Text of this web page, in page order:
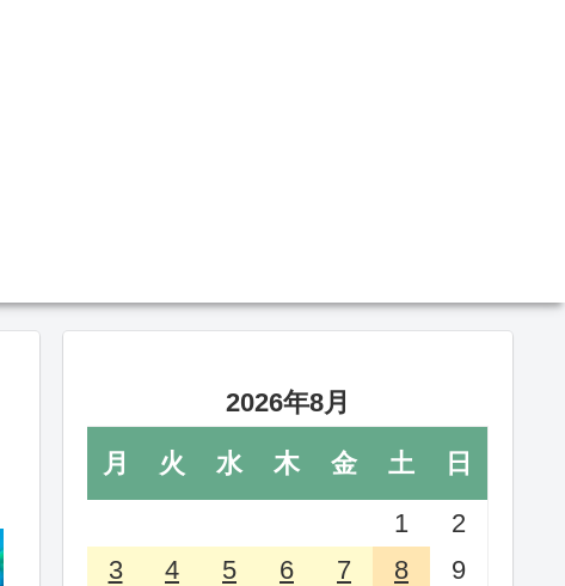
2026年8月
月 火 水 木 金 土
日
1
2
3
4 5 6 7 8
9